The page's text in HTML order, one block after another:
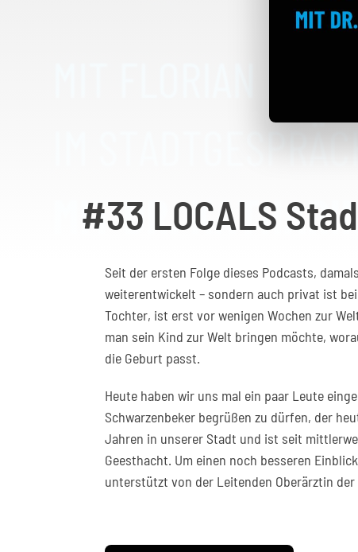
#33 LOCALS
Seit der ersten Folge dieses Podcasts,
weiterentwickelt – sondern auch privat ist
Tochter, ist erst vor wenigen Wochen zur
man sein Kind zur Welt bringen möchte,
die Geburt passt.
Heute haben wir uns mal ein paar Leute
Schwarzenbeker begrüßen zu dürfen, der
Jahren in unserer Stadt und ist seit
Geesthacht. Um einen noch besseren
unterstützt von der Leitenden Oberärztin